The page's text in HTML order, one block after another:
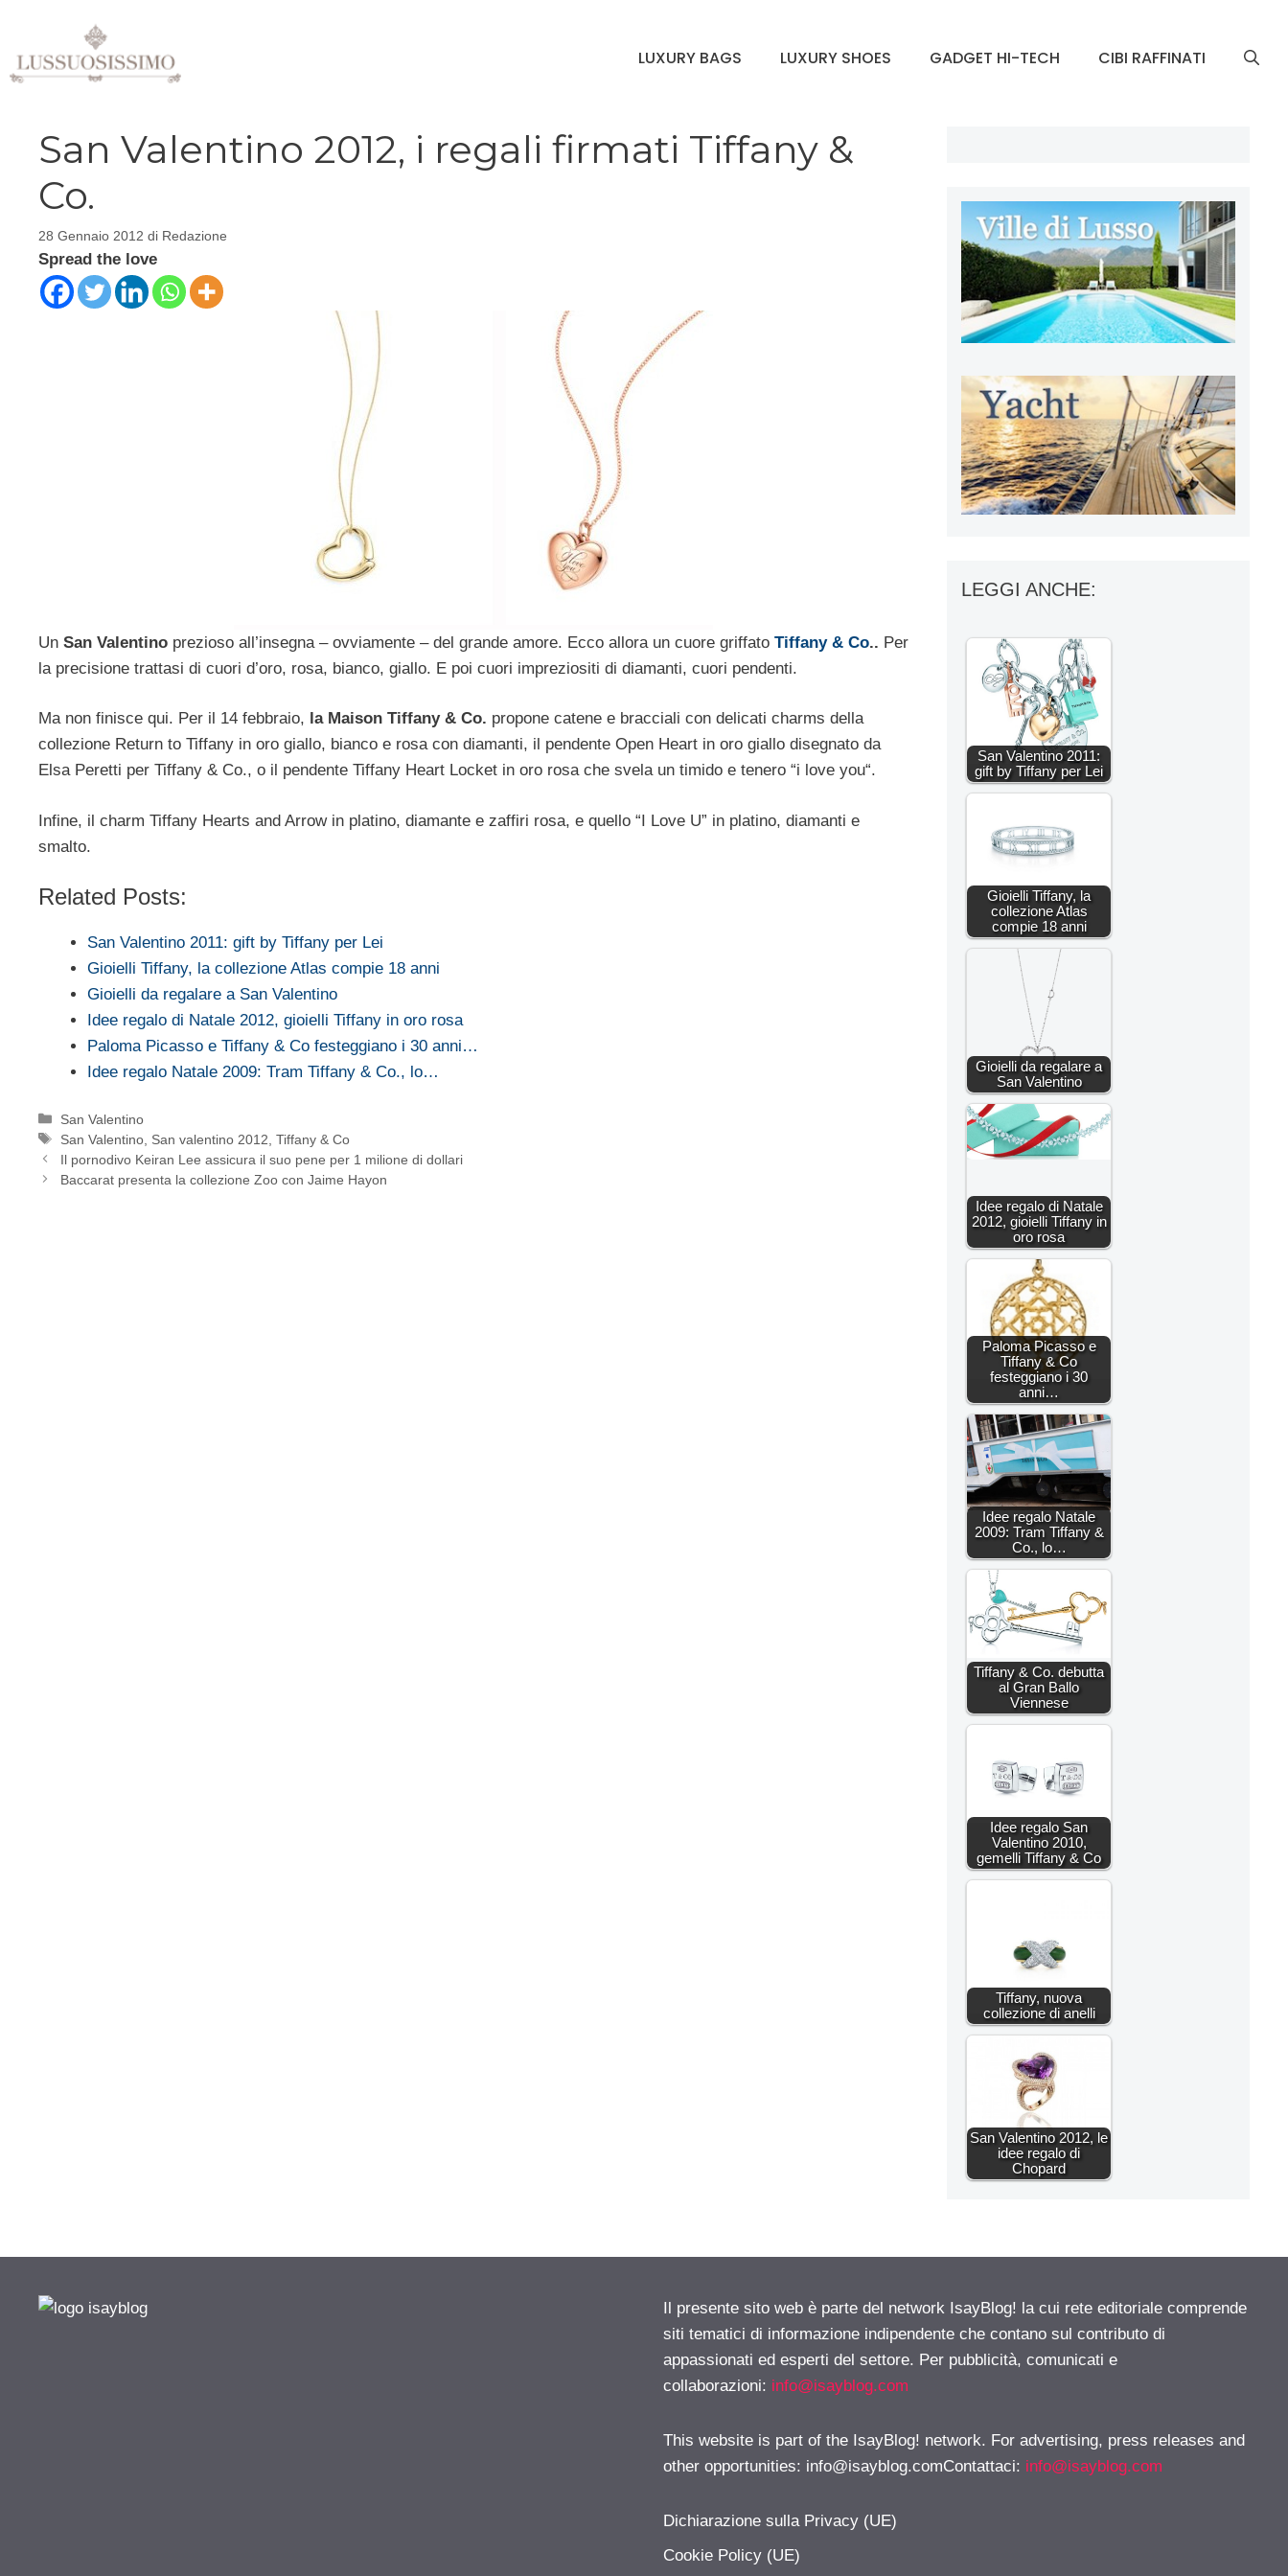
contenuto
LUXURY BAGS LUXURY SHOES GADGET HI-TECH CIBI RAFFINATI
San Valentino 2012, i regali firmati Tiffany &
Co.
28 Gennaio 2012 di Redazione
Spread the love
Un San Valentino prezioso all’insegna – ovviamente – del grande amore. Ecco allora un cuore griffato Tiffany & Co.. Per
la precisione trattasi di cuori d’oro, rosa, bianco, giallo. E poi cuori impreziositi di diamanti, cuori pendenti.
Ma non finisce qui. Per il 14 febbraio, la Maison Tiffany & Co. propone catene e bracciali con delicati charms della
collezione Return to Tiffany in oro giallo, bianco e rosa con diamanti, il pendente Open Heart in oro giallo disegnato da
Elsa Peretti per Tiffany & Co., o il pendente Tiffany Heart Locket in oro rosa che svela un timido e tenero “i love you“.
Infine, il charm Tiffany Hearts and Arrow in platino, diamante e zaffiri rosa, e quello “I Love U” in platino, diamanti e
smalto.
Related Posts:
San Valentino 2011: gift by Tiffany per Lei
Gioielli Tiffany, la collezione Atlas compie 18 anni
Gioielli da regalare a San Valentino
Idee regalo di Natale 2012, gioielli Tiffany in oro rosa
Paloma Picasso e Tiffany & Co festeggiano i 30 anni…
Idee regalo Natale 2009: Tram Tiffany & Co., lo…
Categorie
San Valentino
Tag
San Valentino San valentino 2012 ,Tiffany & Co
Il pornodivo Keiran Lee assicura il suo pene per 1 milione di dollari
Baccarat presenta la collezione Zoo con Jaime Hayon
LEGGI ANCHE:
San Valentino 2011:
gift by Tiffany per Lei
Gioielli Tiffany, la
collezione Atlas
compie 18 anni
Gioielli da regalare a
San Valentino
Idee regalo di Natale
2012, gioielli Tiffany in
oro rosa
Paloma Picasso e
Tiffany & Co
festeggiano i 30
anni…
Idee regalo Natale
2009: Tram Tiffany &
Co., lo…
Tiffany & Co. debutta
al Gran Ballo
Viennese
Idee regalo San
Valentino 2010,
gemelli Tiffany & Co
Tiffany, nuova
collezione di anelli
San Valentino 2012, le
idee regalo di
Chopard
Il presente sito web è parte del network IsayBlog! la cui rete editoriale comprende
siti tematici di informazione indipendente che contano sul contributo di
appassionati ed esperti del settore. Per pubblicità, comunicati e
collaborazioni: info@isayblog.com
This website is part of the IsayBlog! network. For advertising, press releases and
other opportunities: info@isayblog.comContattaci: info@isayblog.com
Dichiarazione sulla Privacy (UE)
Cookie Policy (UE)